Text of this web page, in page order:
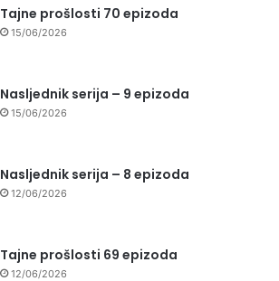
Tajne prošlosti 70 epizoda
15/06/2026
Nasljednik serija – 9 epizoda
15/06/2026
Nasljednik serija – 8 epizoda
12/06/2026
Tajne prošlosti 69 epizoda
12/06/2026